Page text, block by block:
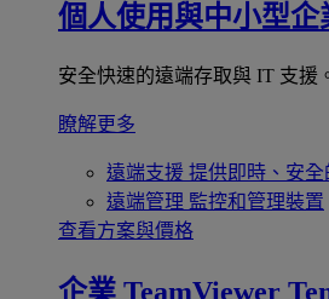
個人使用與中小型企
安全快速的遠端存取與 IT 支援
瞭解更多
遠端支援 提供即時、安全
遠端管理 監控和管理裝置
查看方案與價格
企業 TeamViewer